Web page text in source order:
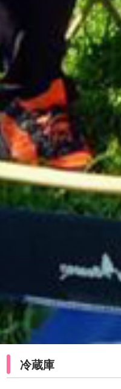
冷蔵庫